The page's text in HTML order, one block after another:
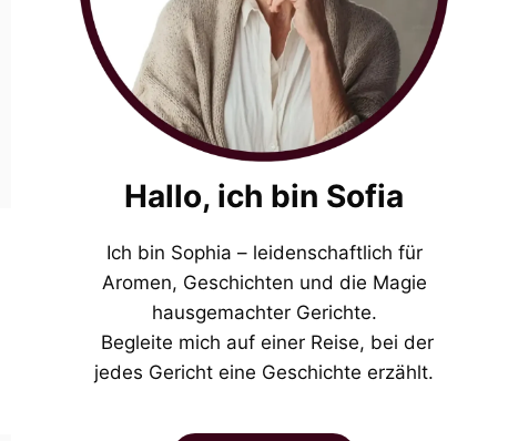
Hallo, ich bin Sofia
Ich bin Sophia – leidenschaftlich für
Aromen, Geschichten und die Magie
hausgemachter Gerichte.
Begleite mich auf einer Reise, bei der
jedes Gericht eine Geschichte erzählt.